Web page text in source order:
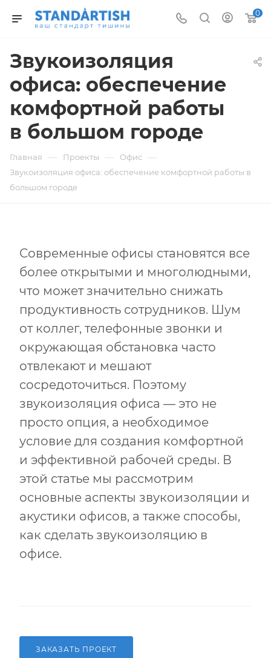
0
Звукоизоляция
офиса: обеспечение
комфортной работы
в большом городе
Главная — Проекты — Офис —
Звукоизоляция офиса: обеспечение комфортной работы в
большом городе
Современные офисы становятся все
более открытыми и многолюдными,
что может значительно снижать
продуктивность сотрудников. Шум
от коллег, телефонные звонки и
окружающая обстановка часто
отвлекают и мешают
сосредоточиться. Поэтому
звукоизоляция офиса — это не
просто опция, а необходимое
условие для создания комфортной
и эффективной рабочей среды. В
этой статье мы рассмотрим
основные аспекты звукоизоляции и
акустики офисов, а также способы,
как сделать звукоизоляцию в
офисе.
ЗАКАЗАТЬ ПРОЕКТ